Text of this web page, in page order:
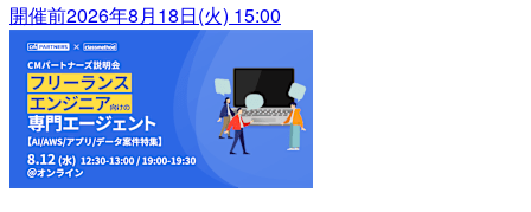
開催前2026年8月18日(火) 15:00